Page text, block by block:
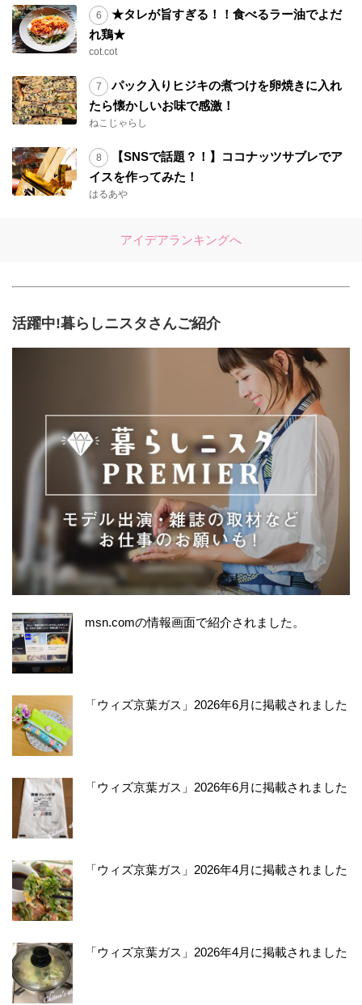
★タレが旨すぎる！！食べるラー油でよだ
れ鶏★
cot.cot
パック入りヒジキの煮つけを卵焼きに入れ
たら懐かしいお味で感激！
ねこじゃらし
【SNSで話題？！】ココナッツサブレでア
イスを作ってみた！
はるあや
アイデアランキングへ
活躍中!暮らしニスタさんご紹介
msn.comの情報画面で紹介されました。
「ウィズ京葉ガス」2026年6月に掲載されました
「ウィズ京葉ガス」2026年6月に掲載されました
「ウィズ京葉ガス」2026年4月に掲載されました
「ウィズ京葉ガス」2026年4月に掲載されました